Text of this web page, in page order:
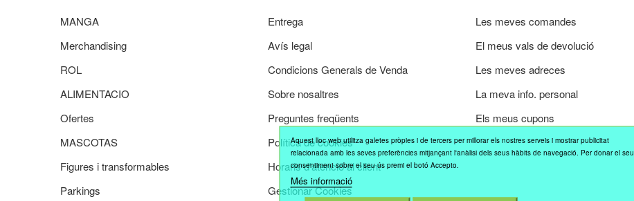
MANGA
Merchandising
ROL
ALIMENTACIO
Ofertes
MASCOTAS
Figures i transformables
Parkings
Entrega
Avís legal
Condicions Generals de Venda
Sobre nosaltres
Preguntes freqüents
Política de cookies
Horaris d'atenció al client
Gestionar Cookies
Les meves comandes
El meus vals de devolució
Les meves adreces
La meva info. personal
Els meus cupons
Aquest lloc web utilitza galetes pròpies i de tercers per millorar els nostres serveis i mostrar publicitat
relacionada amb les seves preferències mitjançant l'anàlisi dels seus hàbits de navegació. Per donar el seu
consentiment sobre el seu ús premi el botó Accepto.
Més informació